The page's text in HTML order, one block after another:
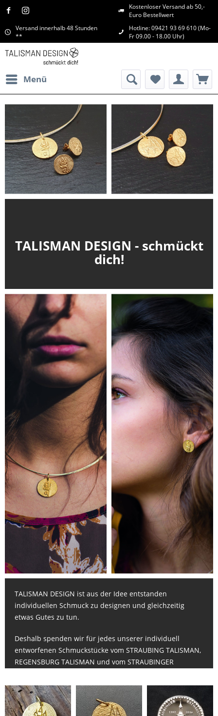
Kostenloser Versand ab 50,-
Euro Bestellwert
Versand innerhalb 48 Stunden
**
Hotline: 09421 93 69 610 (Mo-
Fr 09.00 - 18.00 Uhr)
Menü
TALISMAN DESIGN ist aus der Idee entstanden
individuellen Schmuck zu designen und gleichzeitig
etwas Gutes zu tun.
Deshalb spenden wir für jedes unserer individuell
entworfenen Schmuckstücke vom STRAUBING TALISMAN,
REGENSBURG TALISMAN und vom STRAUBINGER
jeweiligen Region.
Unsere Spendeninitiativen:
TALISMAN DESIGN - schmückt
dich!